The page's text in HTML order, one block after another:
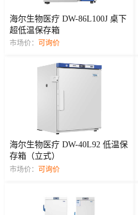
海尔生物医疗 DW-86L100J 桌下
超低温保存箱
市场价： 可询价
海尔生物医疗 DW-40L92 低温保
存箱（立式）
市场价： 可询价